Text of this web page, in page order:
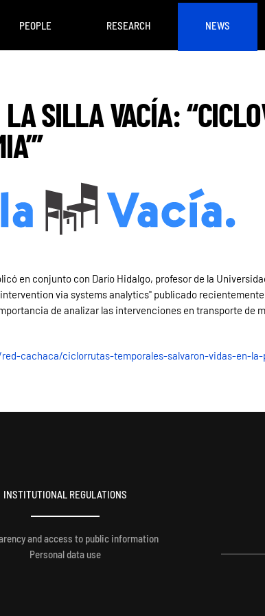
PEOPLE RESEARCH NEWS
SILLA VACÍA:
en conjunto con Darío Hidalgo, profesor de la
via systems analytics" publicado
de analizar las intervenciones en transporte de
cachaca/ciclorrutas-temporales-salvaron-vidas-en-la-
INSTITUTIONAL REGULATIONS
and access to public information
Personal data use